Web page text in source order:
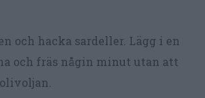
och hacka sardeller. Lägg i en
och fräs någin minut utan att